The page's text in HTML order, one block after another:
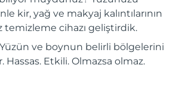
kir, yağ ve makyaj kalıntılarının
temizleme cihazı geliştirdik.
ve boynun belirli bölgelerini
Hassas. Etkili. Olmazsa olmaz.